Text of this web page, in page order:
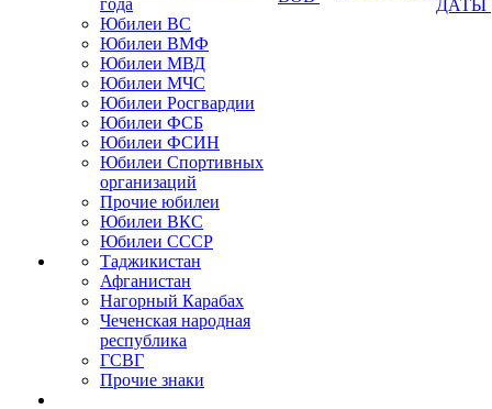
года
Юбилеи ВС
Юбилеи ВМФ
Юбилеи МВД
Юбилеи МЧС
Юбилеи Росгвардии
Юбилеи ФСБ
Юбилеи ФСИН
Юбилеи Спортивных
организаций
Прочие юбилеи
Юбилеи ВКС
Юбилеи СССР
Таджикистан
Афганистан
Нагорный Карабах
Чеченская народная
республика
ГСВГ
Прочие знаки
ДАТЫ